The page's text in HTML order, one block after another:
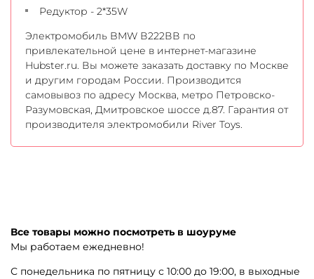
Редуктор - 2*35W
Электромобиль BMW В222ВВ по
привлекательной цене в интернет-магазине
Hubster.ru. Вы можете заказать доставку по Москве
и другим городам России. Производится
самовывоз по адресу Москва, метро Петровско-
Разумовская, Дмитровское шоссе д.87. Гарантия от
производителя электромобили River Toys.
Все товары можно посмотреть в шоуруме
Мы работаем ежедневно!
С понедельника по пятницу с 10:00 до 19:00, в выходные